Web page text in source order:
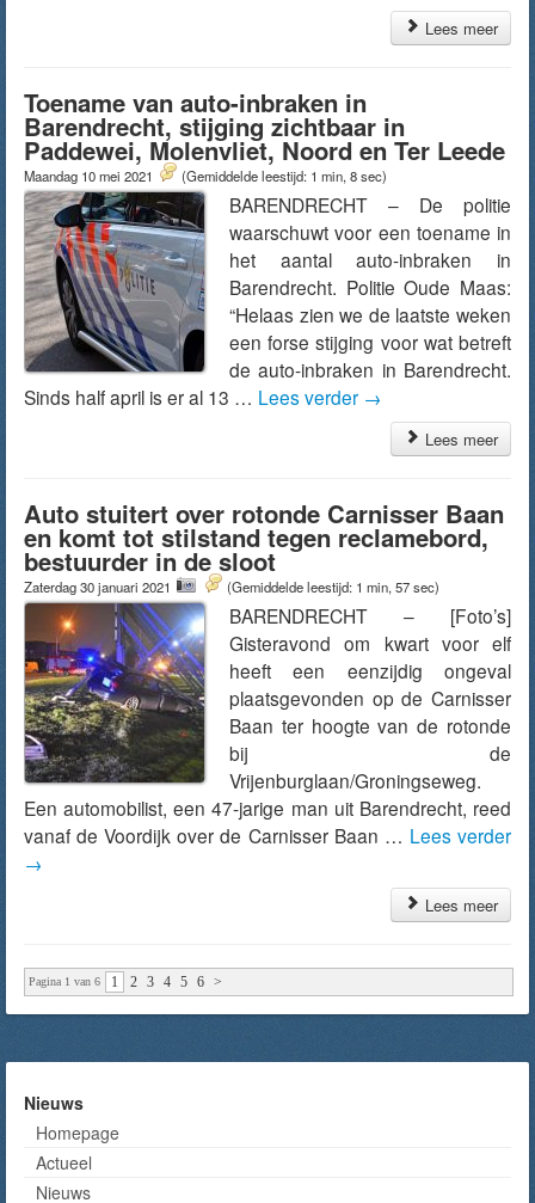
Lees meer
Toename van auto-inbraken in
Barendrecht, stijging zichtbaar in
Paddewei, Molenvliet, Noord en Ter Leede
Maandag 10 mei 2021 (Gemiddelde leestijd: 1 min, 8 sec)
BARENDRECHT – De politie
waarschuwt voor een toename in
het aantal auto-inbraken in
Barendrecht. Politie Oude Maas:
“Helaas zien we de laatste weken
een forse stijging voor wat betreft
de auto-inbraken in Barendrecht.
Sinds half april is er al 13 … Lees verder →
Lees meer
Auto stuitert over rotonde Carnisser Baan
en komt tot stilstand tegen reclamebord,
bestuurder in de sloot
Zaterdag 30 januari 2021 (Gemiddelde leestijd: 1 min, 57 sec)
BARENDRECHT – [Foto’s]
Gisteravond om kwart voor elf
heeft een eenzijdig ongeval
plaatsgevonden op de Carnisser
Baan ter hoogte van de rotonde
bij de
Vrijenburglaan/Groningseweg.
Een automobilist, een 47-jarige man uit Barendrecht, reed
vanaf de Voordijk over de Carnisser Baan … Lees verder
→
Lees meer
Pagina 1 van 6 1 2 3 4 5 6 >
Nieuws
Homepage
Actueel
Nieuws